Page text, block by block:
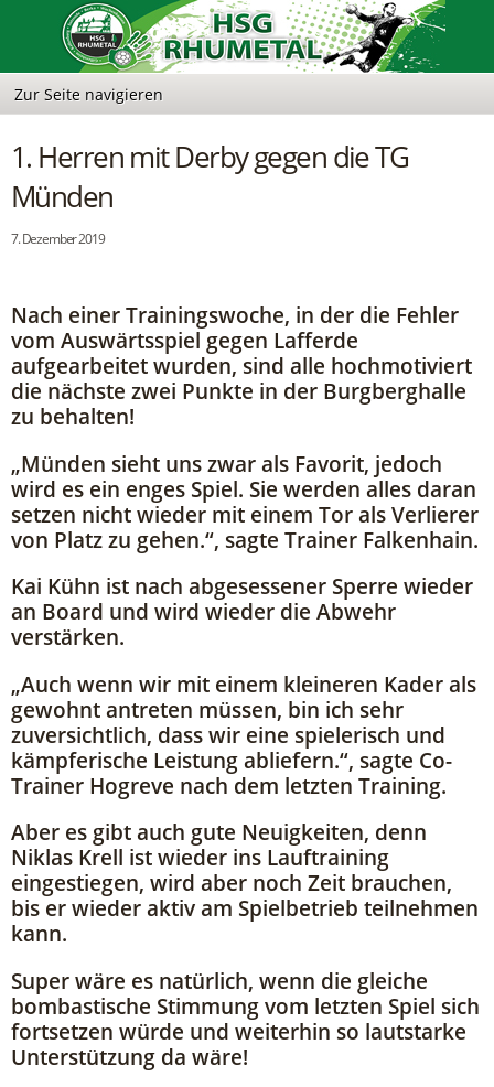
1. Herren mit Derby gegen die TG
Münden
7. Dezember 2019
Nach einer Trainingswoche, in der die Fehler
vom Auswärtsspiel gegen Lafferde
aufgearbeitet wurden, sind alle hochmotiviert
die nächste zwei Punkte in der Burgberghalle
zu behalten!
„Münden sieht uns zwar als Favorit, jedoch
wird es ein enges Spiel. Sie werden alles daran
setzen nicht wieder mit einem Tor als Verlierer
von Platz zu gehen.“, sagte Trainer Falkenhain.
Kai Kühn ist nach abgesessener Sperre wieder
an Board und wird wieder die Abwehr
verstärken.
„Auch wenn wir mit einem kleineren Kader als
gewohnt antreten müssen, bin ich sehr
zuversichtlich, dass wir eine spielerisch und
kämpferische Leistung abliefern.“, sagte Co-
Trainer Hogreve nach dem letzten Training.
Aber es gibt auch gute Neuigkeiten, denn
Niklas Krell ist wieder ins Lauftraining
eingestiegen, wird aber noch Zeit brauchen,
bis er wieder aktiv am Spielbetrieb teilnehmen
kann.
Super wäre es natürlich, wenn die gleiche
bombastische Stimmung vom letzten Spiel sich
fortsetzen würde und weiterhin so lautstarke
Unterstützung da wäre!